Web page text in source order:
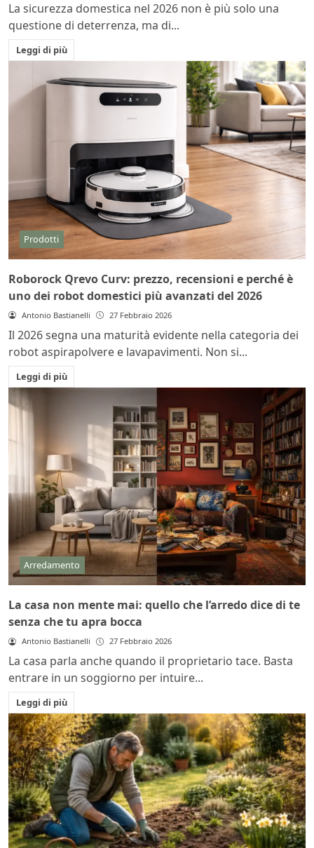
La sicurezza domestica nel 2026 non è più solo una
questione di deterrenza, ma di...
Leggi di più
Prodotti
Roborock Qrevo Curv: prezzo, recensioni e perché è
uno dei robot domestici più avanzati del 2026
Antonio Bastianelli 27 Febbraio 2026
Il 2026 segna una maturità evidente nella categoria dei
robot aspirapolvere e lavapavimenti. Non si...
Leggi di più
Arredamento
La casa non mente mai: quello che l’arredo dice di te
senza che tu apra bocca
Antonio Bastianelli 27 Febbraio 2026
La casa parla anche quando il proprietario tace. Basta
entrare in un soggiorno per intuire...
Leggi di più